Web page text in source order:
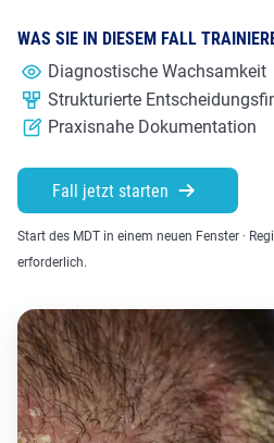
WAS SIE IN DIESEM FALL
Diagnostische Wachsamkeit
Strukturierte
Praxisnahe Dokumentation
Fall jetzt starten
Start des MDT in einem neuen Fenster ·
erforderlich.